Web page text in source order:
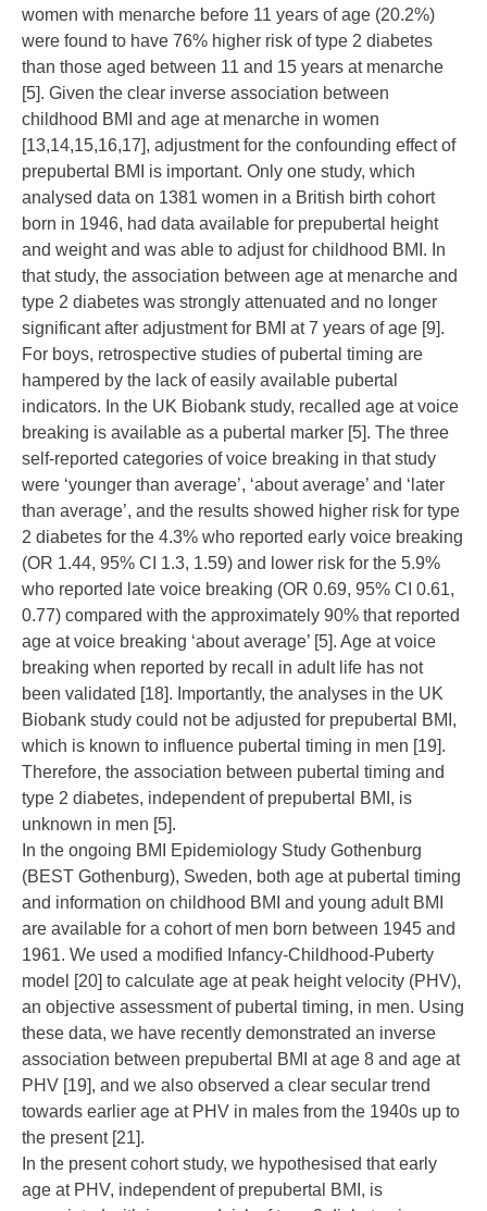
women with menarche before 11 years of age (20.2%)
were found to have 76% higher risk of type 2 diabetes
than those aged between 11 and 15 years at menarche
[5]. Given the clear inverse association between
childhood BMI and age at menarche in women
[13,14,15,16,17], adjustment for the confounding effect of
prepubertal BMI is important. Only one study, which
analysed data on 1381 women in a British birth cohort
born in 1946, had data available for prepubertal height
and weight and was able to adjust for childhood BMI. In
that study, the association between age at menarche and
type 2 diabetes was strongly attenuated and no longer
significant after adjustment for BMI at 7 years of age [9].
For boys, retrospective studies of pubertal timing are
hampered by the lack of easily available pubertal
indicators. In the UK Biobank study, recalled age at voice
breaking is available as a pubertal marker [5]. The three
self-reported categories of voice breaking in that study
were ‘younger than average’, ‘about average’ and ‘later
than average’, and the results showed higher risk for type
2 diabetes for the 4.3% who reported early voice breaking
(OR 1.44, 95% CI 1.3, 1.59) and lower risk for the 5.9%
who reported late voice breaking (OR 0.69, 95% CI 0.61,
0.77) compared with the approximately 90% that reported
age at voice breaking ‘about average’ [5]. Age at voice
breaking when reported by recall in adult life has not
been validated [18]. Importantly, the analyses in the UK
Biobank study could not be adjusted for prepubertal BMI,
which is known to influence pubertal timing in men [19].
Therefore, the association between pubertal timing and
type 2 diabetes, independent of prepubertal BMI, is
unknown in men [5].
In the ongoing BMI Epidemiology Study Gothenburg
(BEST Gothenburg), Sweden, both age at pubertal timing
and information on childhood BMI and young adult BMI
are available for a cohort of men born between 1945 and
1961. We used a modified Infancy-Childhood-Puberty
model [20] to calculate age at peak height velocity (PHV),
an objective assessment of pubertal timing, in men. Using
these data, we have recently demonstrated an inverse
association between prepubertal BMI at age 8 and age at
PHV [19], and we also observed a clear secular trend
towards earlier age at PHV in males from the 1940s up to
the present [21].
In the present cohort study, we hypothesised that early
age at PHV, independent of prepubertal BMI, is